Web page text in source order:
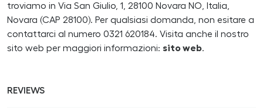
troviamo in Via San Giulio, 1, 28100 Novara NO, Italia,
Novara (CAP 28100). Per qualsiasi domanda, non esitare a
contattarci al numero 0321 620184. Visita anche il nostro
sito web per maggiori informazioni: sito web.
REVIEWS